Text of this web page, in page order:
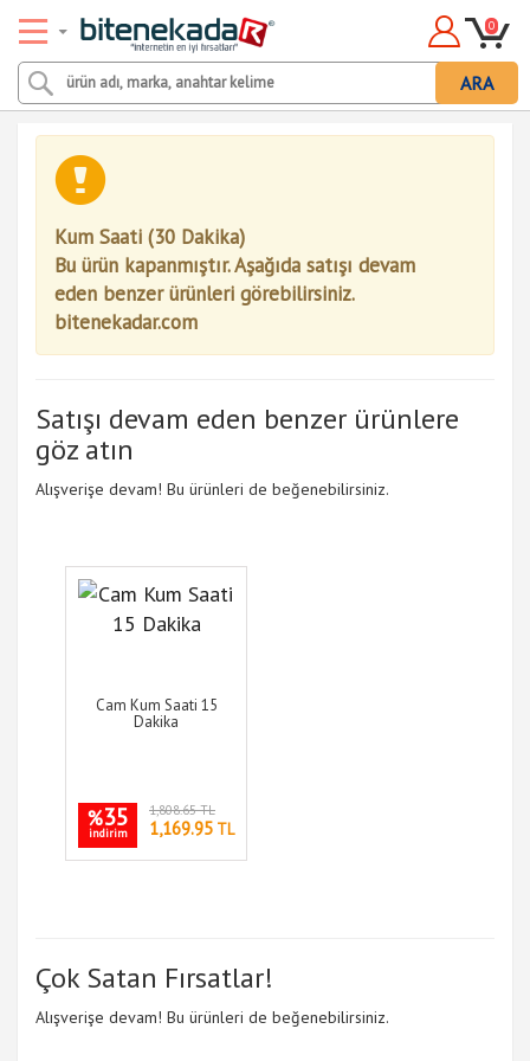
ARA
0
Kum Saati (30 Dakika)
Bu ürün kapanmıştır. Aşağıda satışı devam
eden benzer ürünleri görebilirsiniz.
bitenekadar.com
Satışı devam eden benzer ürünlere
göz atın
Alışverişe devam! Bu ürünleri de beğenebilirsiniz.
Cam Kum Saati 15
Dakika
%35
indirim
1,808.65 TL
1,169.95 TL
Çok Satan Fırsatlar!
Alışverişe devam! Bu ürünleri de beğenebilirsiniz.